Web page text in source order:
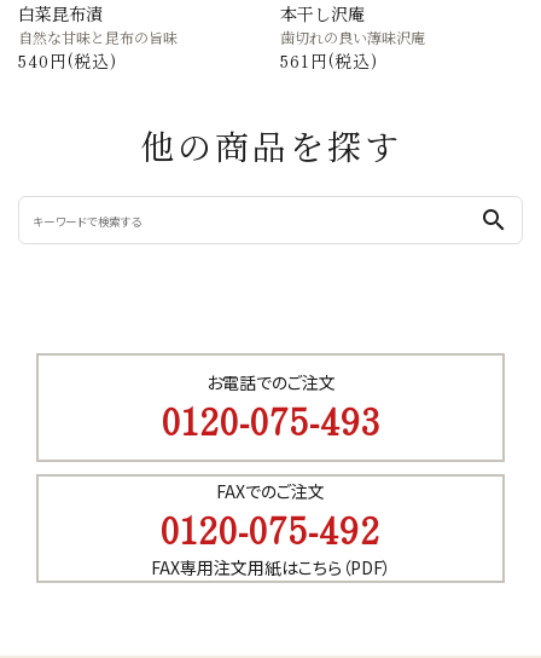
白菜昆布漬
自然な甘味と昆布の旨味
540円(税込)
本干し沢庵
歯切れの良い薄味沢庵
561円(税込)
他の商品を探す
search
お電話でのご注文
0120-075-493
FAXでのご注文
0120-075-492
FAX専用注文用紙はこちら（PDF）